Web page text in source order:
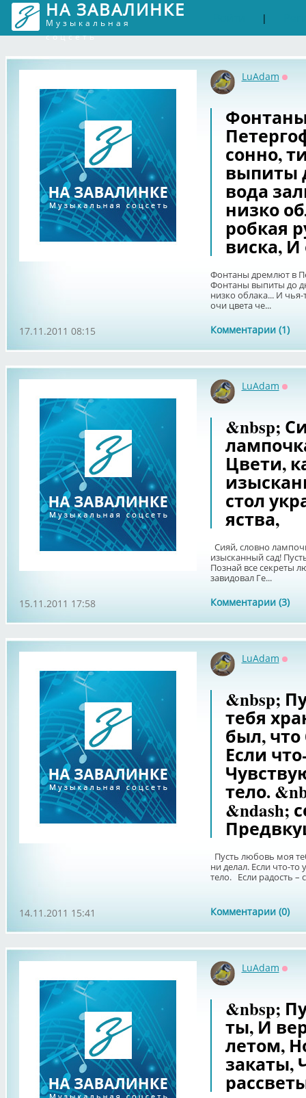
НА ЗАВАЛИНКЕ
Музыкальная
соцсеть
|
LuAdam
сонно,
выпиты
вода
низко
робкая
виска,
Фонтаны дремлют в
Фонтаны выпиты до
низко облака... И
очи цвета че...
Комментарии (1)
17.11.2011 08:15
LuAdam
&nbsp;
Цвети,
стол
яства,
Сияй, словно
изысканный сад!
Познай все секреты
завидовал Ге...
Комментарии (3)
15.11.2011 17:58
LuAdam
&nbsp;
тебя
был,
Если
тело.
&ndash;
Пусть любовь моя
ни делал. Если что-
тело. Если радость –
Комментарии (0)
14.11.2011 15:41
LuAdam
&nbsp;
ты, И
летом,
закаты,